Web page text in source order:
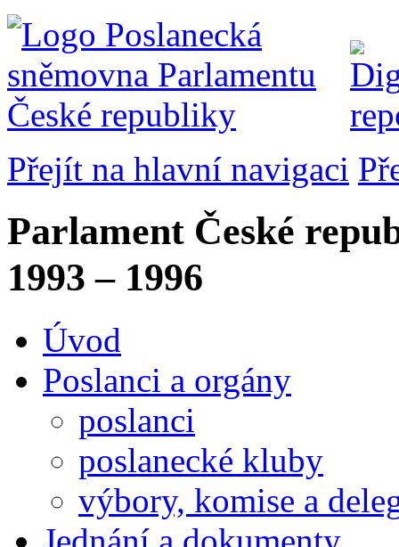
Přejít na hlavní navigaci
Parlament České
1993 – 1996
Úvod
Poslanci a orgány
poslanci
poslanecké kluby
výbory, komise a